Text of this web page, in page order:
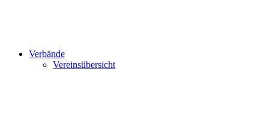
Verbände
Vereinsübersicht